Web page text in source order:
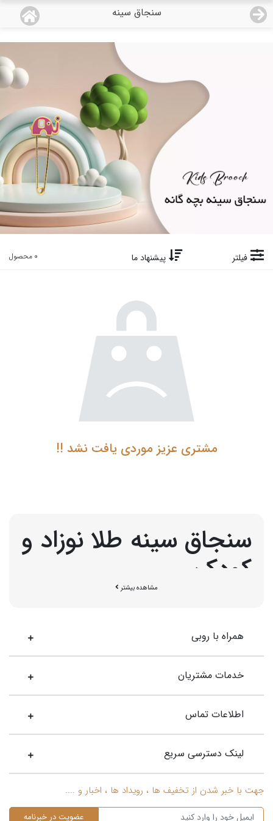
سنجاق سینه
منو
دسته بندی محصولات
درباره ما
تماس با ما
فیلتر پیشنهاد ما 0 محصول
مشتری عزیز موردی یافت نشد !!
سنجاق سینه طلا نوزاد و
کودک مشاهده بیشتر
همراه با روبی
خدمات مشتریان
اطلاعات تماس
لینک دسترسی سریع
جهت با خبر شدن از تخفیف ها ، رویداد ها ، اخبار و ....